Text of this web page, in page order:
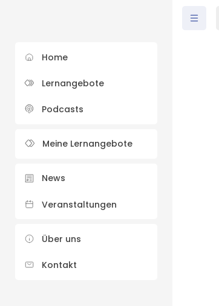
Home
Lernangebote
Podcasts
Meine Lernangebote
News
Veranstaltungen
Über uns
Kontakt